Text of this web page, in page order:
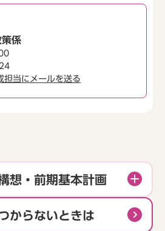
策係
担当にメールを送る
想・前期基本計画
からないときは